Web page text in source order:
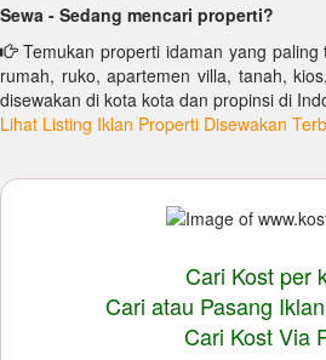
Sewa - Sedang mencari properti?
Temukan properti idaman yang
rumah, ruko, apartemen villa, tanah,
disewakan di kota kota dan propinsi di
Lihat Listing Iklan Properti Disewakan
Cari Kost per
Cari atau Pasang
Cari Kost Via